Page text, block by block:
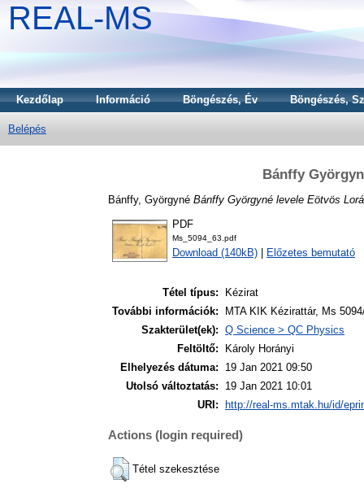
REAL-MS
Kezdőlap Információ Böngészés, Év Böngészés,
Belépés
Bánffy
Bánffy, Györgyné Bánffy Györgyné levele Eötvös
PDF
Ms_5094_63.pdf
Download (140kB) Előzetes bemutató
Tétel típus:
Kézirat
További információk:
MTA KIK Kézirattár, Ms
Szakterület(ek): Q Science > QC Physics
Feltöltő:
Károly Horányi
Elhelyezés dátuma:
19 Jan 2021 09:50
Utolsó változtatás:
19 Jan 2021 10:01
URI:
http://real-ms.mtak.hu/id/
Actions (login required)
Tétel szekesztése